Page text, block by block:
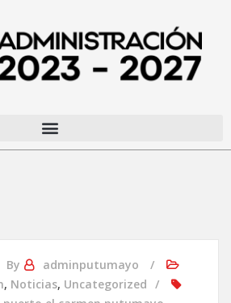
By
adminputumayo
, Noticias, Uncategorized